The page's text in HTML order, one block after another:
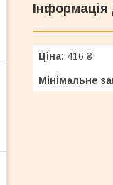
Ціна: 416 ₴
Мінімальне